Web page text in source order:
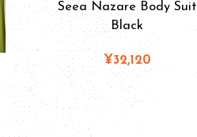
Seea Nazare Body Suit
Black
¥32,120